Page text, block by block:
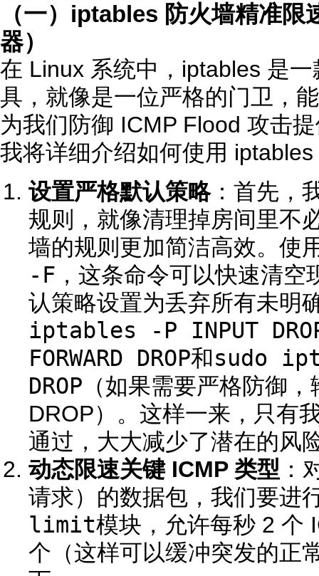
（一）iptables 防火墙精准
器）
在 Linux 系统中，iptables 是
具，就像是一位严格的门卫，
为我们防御 ICMP Flood 攻击
我将详细介绍如何使用
设置严格默认策略：首先，
规则，就像清理掉房间里不
墙的规则更加简洁高效。使
-F ，这条命令可以快速清
认策略设置为丢弃所有未明
iptables -P INPUT
FORWARD DROP和sudo
DROP （如果需要严格防御
DROP）。这样一来，只有
通过，大大减少了潜在的风
动态限速关键 ICMP 类型 ：
请求）的数据包，我们要进
limit模块，允许每秒 2 个
个（这样可以缓冲突发的正